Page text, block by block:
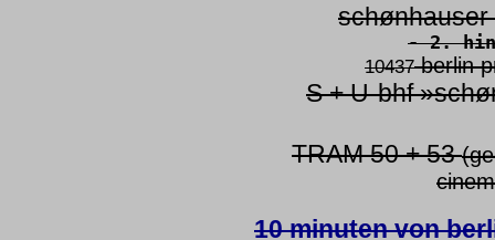
schønhauser
- 2.
10437berlin
S + U-bhf
TRAM 50 + 53
10 minuten von